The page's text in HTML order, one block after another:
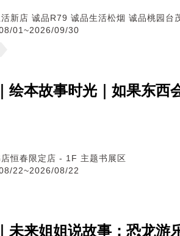
新店 诚品R79 诚品生活松烟 诚品桃园台
01~2026/09/30
绘本故事时光｜如果东西
恒春限定店 - 1F 主题书展区
22~2026/08/22
未来姐姐说故事：恐龙游